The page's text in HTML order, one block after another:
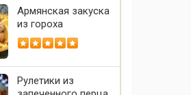
Армянская закуска
из гороха
Рулетики из